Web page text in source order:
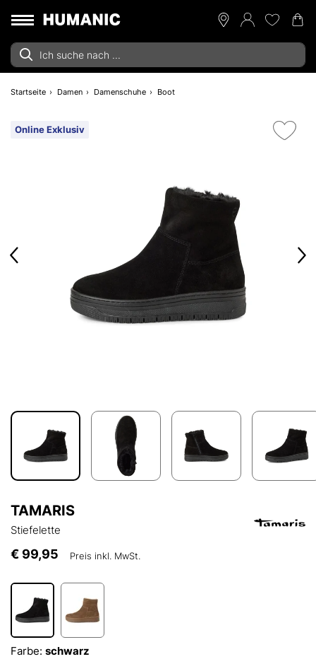
Startseite Damen Damenschuhe Boot
Online Exklusiv
TAMARIS
Stiefelette
€ 99,95 Preis inkl. MwSt.
Farbe: schwarz